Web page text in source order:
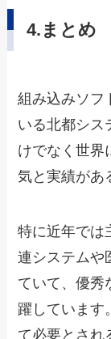
4.まとめ
組み込みソフ
いる北都シス
けでなく世界
気と実績があ
特に近年では
連システムや
ていて、優秀
躍しています
て必要とされ